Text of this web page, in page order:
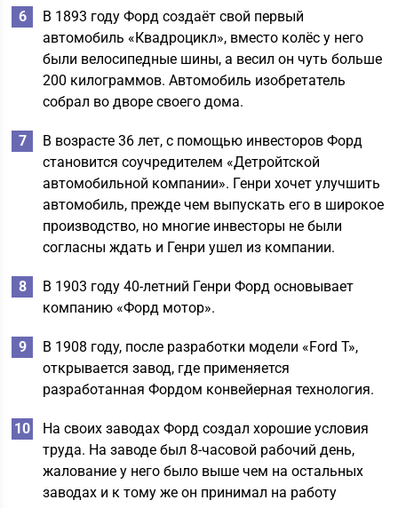
В 1893 году Форд создаёт свой первый
автомобиль «Квадроцикл», вместо колёс у него
были велосипедные шины, а весил он чуть больше
200 килограммов. Автомобиль изобретатель
собрал во дворе своего дома.
В возрасте 36 лет, с помощью инвесторов Форд
становится соучредителем «Детройтской
автомобильной компании». Генри хочет улучшить
автомобиль, прежде чем выпускать его в широкое
производство, но многие инвесторы не были
согласны ждать и Генри ушел из компании.
В 1903 году 40-летний Генри Форд основывает
компанию «Форд мотор».
В 1908 году, после разработки модели «Ford T»,
открывается завод, где применяется
разработанная Фордом конвейерная технология.
На своих заводах Форд создал хорошие условия
труда. На заводе был 8-часовой рабочий день,
жалование у него было выше чем на остальных
заводах и к тому же он принимал на работу